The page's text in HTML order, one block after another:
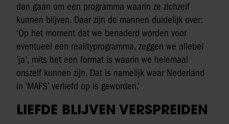
dan gaan om een programma waarin ze zichzelf
kunnen blijven. Daar zijn de mannen duidelijk over:
‘Op het moment dat we benaderd worden voor
eventueel een realityprogramma, zeggen we allebei
’ja’, mits het een format is waarin we helemaal
onszelf kunnen zijn. Dat is namelijk waar Nederland
in ’MAFS’ verliefd op is geworden.’
LIEFDE BLIJVEN VERSPREIDEN